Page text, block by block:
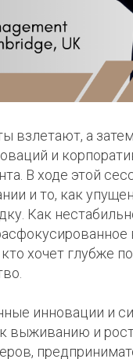
взлетают, а
и
В ходе этой
и то, как
Как
хочет глубже
инновации и
выживанию и